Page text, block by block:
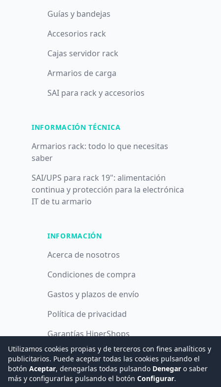
Guías y bandejas
Accesorios rack
Cajas servidor rack
Armarios de carga
SAI para rack y accesorios
INFORMACIÓN TÉCNICA
Armarios rack: todo lo que necesitas
saber
SAI/UPS para rack 19": alimentación
continua y protección para la electrónica
IT de tu armario
INFORMACIÓN
Acerca de nosotros
Condiciones de compra
Gastos y plazos de envío
Política de privacidad
Garantías HiperShops
Política de cookies
Utilizamos cookies propias y de terceros con fines analíticos y
publicitarios. Puede aceptar todas las cookies pulsando el
botón Aceptar, denegarlas todas pulsando Denegar o saber
más y configurarlas pulsando el botón Configurar.